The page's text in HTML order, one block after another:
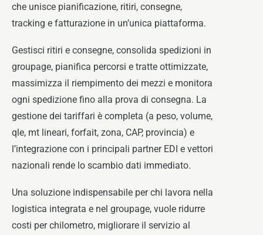
che unisce pianificazione, ritiri, consegne,
tracking e fatturazione in un’unica piattaforma.
Gestisci ritiri e consegne, consolida spedizioni in
groupage, pianifica percorsi e tratte ottimizzate,
massimizza il riempimento dei mezzi e monitora
ogni spedizione fino alla prova di consegna. La
gestione dei tariffari è completa (a peso, volume,
qle, mt lineari, forfait, zona, CAP, provincia) e
l’integrazione con i principali partner EDI e vettori
nazionali rende lo scambio dati immediato.
Una soluzione indispensabile per chi lavora nella
logistica integrata e nel groupage, vuole ridurre
costi per chilometro, migliorare il servizio al